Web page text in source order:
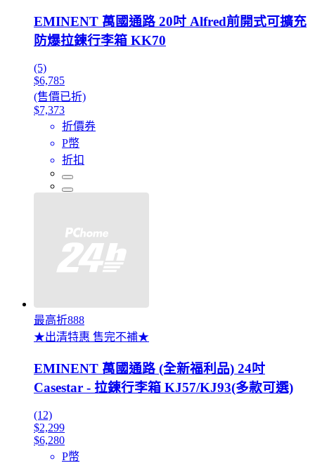
EMINENT 萬國通路 20吋 Alfred前開式可擴充
防爆拉鍊行李箱 KK70
(5)
$6,785
(售價已折)
$7,373
折價券
P幣
折扣
最高折888
★出清特惠 售完不補★
EMINENT 萬國通路 (全新福利品) 24吋
Casestar - 拉鍊行李箱 KJ57/KJ93(多款可選)
(12)
$2,299
$6,280
P幣